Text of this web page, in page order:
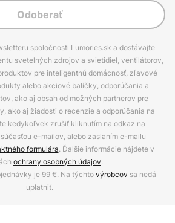
Odoberať
spoločnosti Lumories.sk a dostávajte
svetelných zdrojov a svietidiel, ventilátorov,
pre inteligentnú domácnosť, zľavové
alebo akciové balíčky, odporúčania a
ako aj obsah od možných partnerov pre
ako aj žiadosti o recenzie a odporúčania na
kedykoľvek zrušiť kliknutím na odkaz na
e-mailov, alebo zaslaním e-mailu
formulára. Ďalšie informácie nájdete v
ochrany osobných údajov.
je 99 €. Na týchtovýrobcov sa nedá
uplatniť.